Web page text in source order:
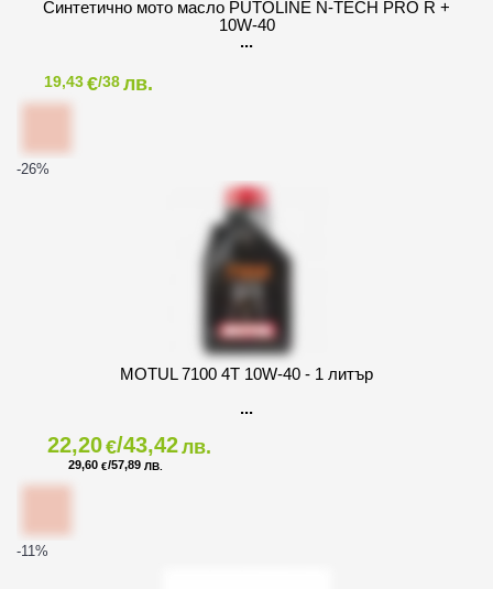
Синтетично мото масло PUTOLINE N-TECH PRO R +
10W-40
19,43€/38лв.
-26%
MOTUL 7100 4T 10W-40 - 1 литър
22,20€/43,42лв.
29,60 €/57,89 ЛВ.
-11 %